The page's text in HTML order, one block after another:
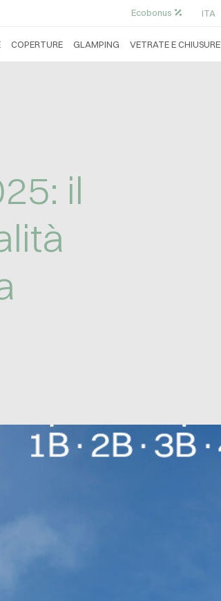
Ecobonus ITA
COPERTURE GLAMPING VETRATE E CHIUSURE
il